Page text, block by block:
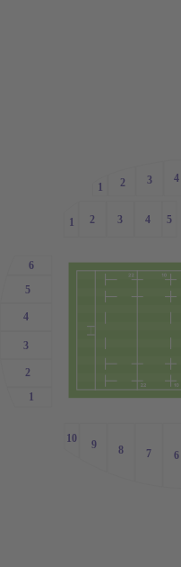
5
4
3
2
1
4
3
2
1
6
7
8
9
10
1
2
3
4
5
6